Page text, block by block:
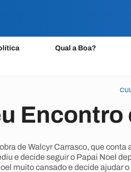
Qual a Boa?
Encontro
de Walcyr Carrasco, que
e decide seguir o Papai Noel
muito cansado e decide ajudar